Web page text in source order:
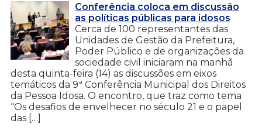
Conferência coloca em discussão
as políticas públicas para idosos
Cerca de 100 representantes das
Unidades de Gestão da Prefeitura,
Poder Público e de organizações da
sociedade civil iniciaram na manhã
desta quinta-feira (14) as discussões em eixos
temáticos da 9ª Conferência Municipal dos Direitos
da Pessoa Idosa. O encontro, que traz como tema
“Os desafios de envelhecer no século 21 e o papel
das […]